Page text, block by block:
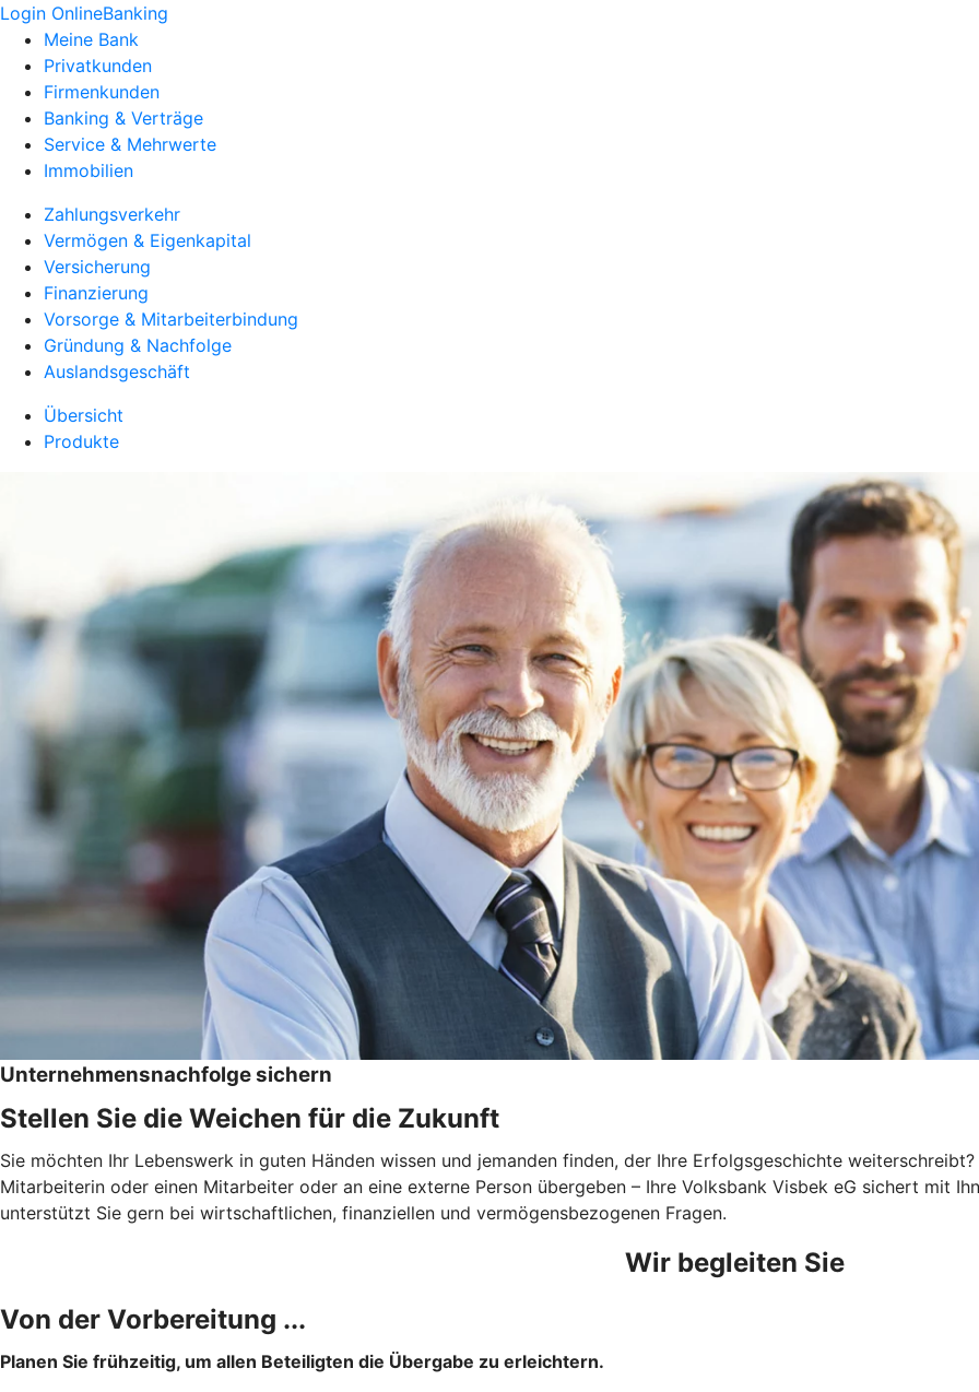
Login OnlineBanking
Meine Bank
Privatkunden
Firmenkunden
Banking & Verträge
Service & Mehrwerte
Immobilien
Zahlungsverkehr
Vermögen & Eigenkapital
Versicherung
Finanzierung
Vorsorge & Mitarbeiterbindung
Gründung & Nachfolge
Auslandsgeschäft
Übersicht
Produkte
Unternehmensnachfolge sichern
Stellen Sie die Weichen für die Zukunft
Sie möchten Ihr Lebenswerk in guten Händen wissen und jemanden finden, der Ihre Erfolgsgeschichte
Mitarbeiterin oder einen Mitarbeiter oder an eine externe Person übergeben – Ihre Volksbank Visbek eG sichert mit
unterstützt Sie gern bei wirtschaftlichen, finanziellen und vermögensbezogenen Fragen.
Wir begleiten Sie
Von der Vorbereitung ...
Planen Sie frühzeitig, um allen Beteiligten die Übergabe zu erleichtern.